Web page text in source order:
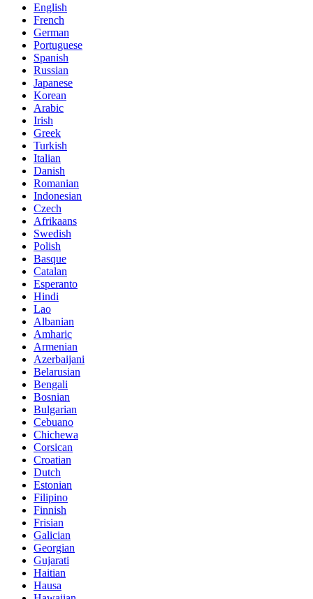
English
French
German
Portuguese
Spanish
Russian
Japanese
Korean
Arabic
Irish
Greek
Turkish
Italian
Danish
Romanian
Indonesian
Czech
Afrikaans
Swedish
Polish
Basque
Catalan
Esperanto
Hindi
Lao
Albanian
Amharic
Armenian
Azerbaijani
Belarusian
Bengali
Bosnian
Bulgarian
Cebuano
Chichewa
Corsican
Croatian
Dutch
Estonian
Filipino
Finnish
Frisian
Galician
Georgian
Gujarati
Haitian
Hausa